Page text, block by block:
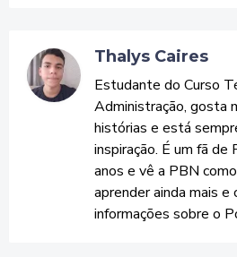
Thalys Caires
Estudante do Curso
Administração, gosta
histórias e está
inspiração. É um fã
anos e vê a PBN
aprender ainda mais e
informações sobre o